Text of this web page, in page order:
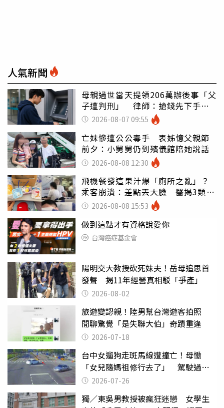
人氣新聞
母親過世當天提領206萬辦後事「父
子遭判刑」 律師：搶錢先下手是
罪 2026-08-07 09:55
亡妹慘遭公公毒手 表姊憶父親節
前夕：小舅舅仍到殯儀館陪她說話
2026-08-08 12:30
飛機餐發這果汁爆「廁所之亂」？
乘客崩潰：差點丟大臉 醫揭3類人
別亂喝
2026-08-08 15:53
做到這點才有資格說愛你
台灣癌症基金會
陽明交大教授砍死妹夫！岳母追思首
發聲 揭11年經營真相駁「爭產」
2026-08-02
旅遊變認親！陸男幫台灣遊客拍照
閒聊驚覺「是失聯大伯」奇蹟重逢
2026-07-18
台中女遛狗走斑馬線遭撞亡！母慟
「女兒隨媽祖修行去了」 駕駛過失
致死判9月
2026-07-26
獨／東吳男教授被瘋狂迷戀 女學生